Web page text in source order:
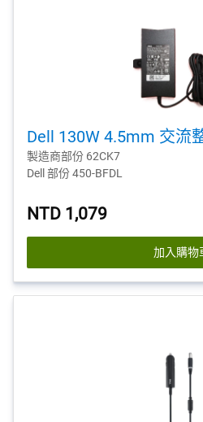
Dell 130W 4.5mm 交流
製造商部份 62CK7
Dell 部份 450-BFDL
NTD 1,079
加入購物